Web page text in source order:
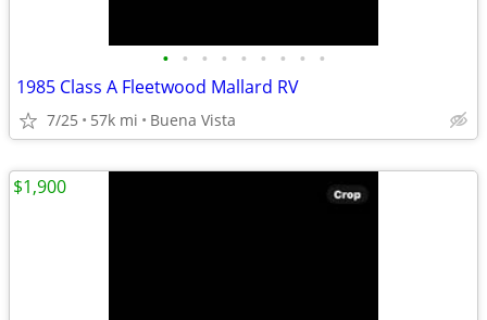
• • • • • • • • •
1985 Class A Fleetwood Mallard RV
7/25 57k mi Buena Vista
$1,900